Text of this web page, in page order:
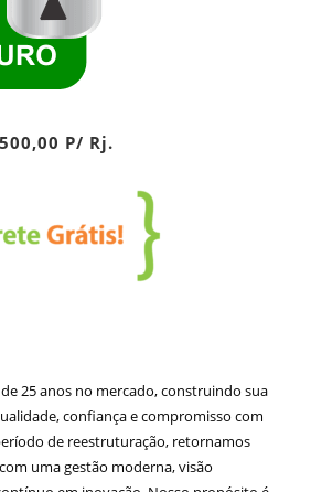
P/ Rj.
25 anos no mercado, construindo sua
confiança e compromisso com
de reestruturação, retornamos
uma gestão moderna, visão